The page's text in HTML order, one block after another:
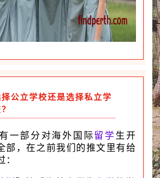
公立学校还是选择私立学
一部分对海外国际留学生开
部，在之前我们的推文里有给
：